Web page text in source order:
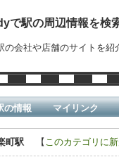
で駅の周辺情報を検
の会社や店舗のサイトを
の情報 マイリンク
町駅 【 このカテゴリに